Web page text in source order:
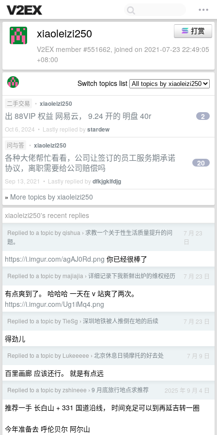
打赏
xiaoleizi250
V2EX member #551662, joined on 2021-07-23 22:49:05
+08:00
Switch topics list
二手交易 • xiaoleizi250
出 88VIP 权益 网易云， 9.24 开的 明盘 40r
Oct 6, 2024 • Lastly replied bystardew
2
问与答 • xiaoleizi250
各种大佬帮忙看看，公司让签订的员工服务期承诺
协议，离职需要给公司赔偿吗
Sep 13, 2021 • Lastly replied bydfkjgklfdjg
20
» More topics by xiaoleizi250
xiaoleizi250's recent replies
Replied to a topic by qishua › 求教一个关于性生活质量提升的问
题。
7 月 23
日
https://i.imgur.com/agAJ0Rd.png 你已经很棒了
Replied to a topic by majiajia › 详细记录下我新鲜出炉的维权经历 7 月 23 日
有点爽到了。 哈哈哈 一天在 v 站爽了两次。
https://i.imgur.com/Ug1iMq4.png
Replied to a topic by TieSg › 深圳地铁被人推倒在地的后续 7 月 23 日
得劲儿
Replied to a topic by Lukeeeee › 北京休息日骑摩托的好去处 7 月 9 日
百里画廊 应该还行。 就是有点远
Replied to a topic by zshineee › 9 月底旅行地点求推荐 2025 年 9 月 4 日
推荐一手 长白山 + 331 国道沿线， 时间充足可以到再延吉转一圈
今年准备去 呼伦贝尔 阿尔山